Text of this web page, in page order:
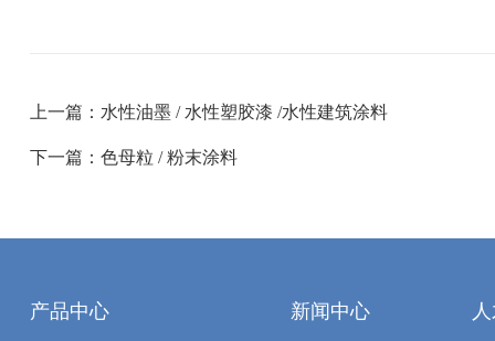
上一篇：水性油墨 / 水性塑胶漆 /水性建筑涂料
下一篇：色母粒 / 粉末涂料
产品中心 新闻中心